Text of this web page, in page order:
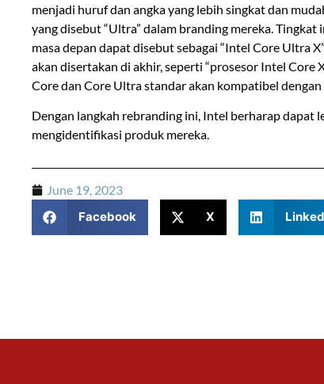
menjadi huruf dan angka yang lebih singkat dan
yang disebut “Ultra” dalam branding mereka.
masa depan dapat disebut sebagai “Intel Core Ultra
akan disertakan di akhir, seperti “prosesor Intel Core
Core dan Core Ultra standar akan kompatibel
Dengan langkah rebranding ini, Intel berharap dapat
mengidentifikasi produk mereka.
June 19, 2023
Facebook
X